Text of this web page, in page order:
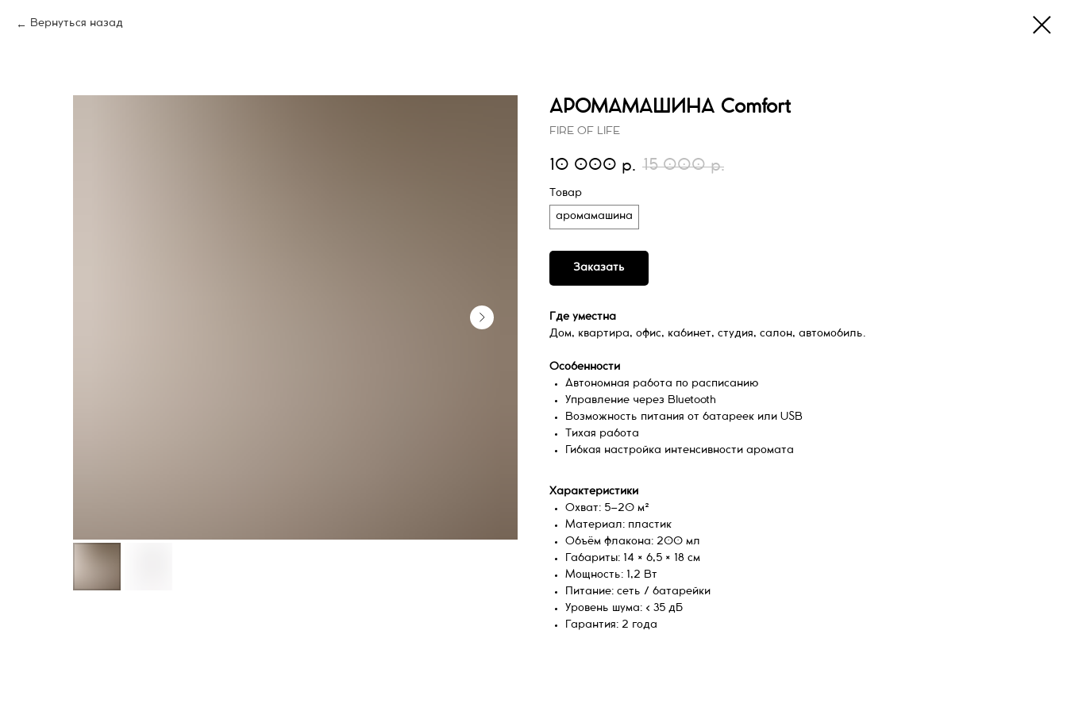
Вернуться назад
АРОМАМАШИНА Comfort
FIRE OF LIFE
10 000 р. 15 000 р.
Товар
аромамашина
Заказать
Где уместна
Дом, квартира, офис, кабинет, студия, салон, автомобиль.
Особенности
Автономная работа по расписанию
Управление через Bluetooth
Возможность питания от батареек или USB
Тихая работа
Гибкая настройка интенсивности аромата
Характеристики
Охват: 5–20 м²
Материал: пластик
Объём флакона: 200 мл
Габариты: 14 × 6,5 × 18 см
Мощность: 1,2 Вт
Питание: сеть / батарейки
Уровень шума: < 35 дБ
Гарантия: 2 года